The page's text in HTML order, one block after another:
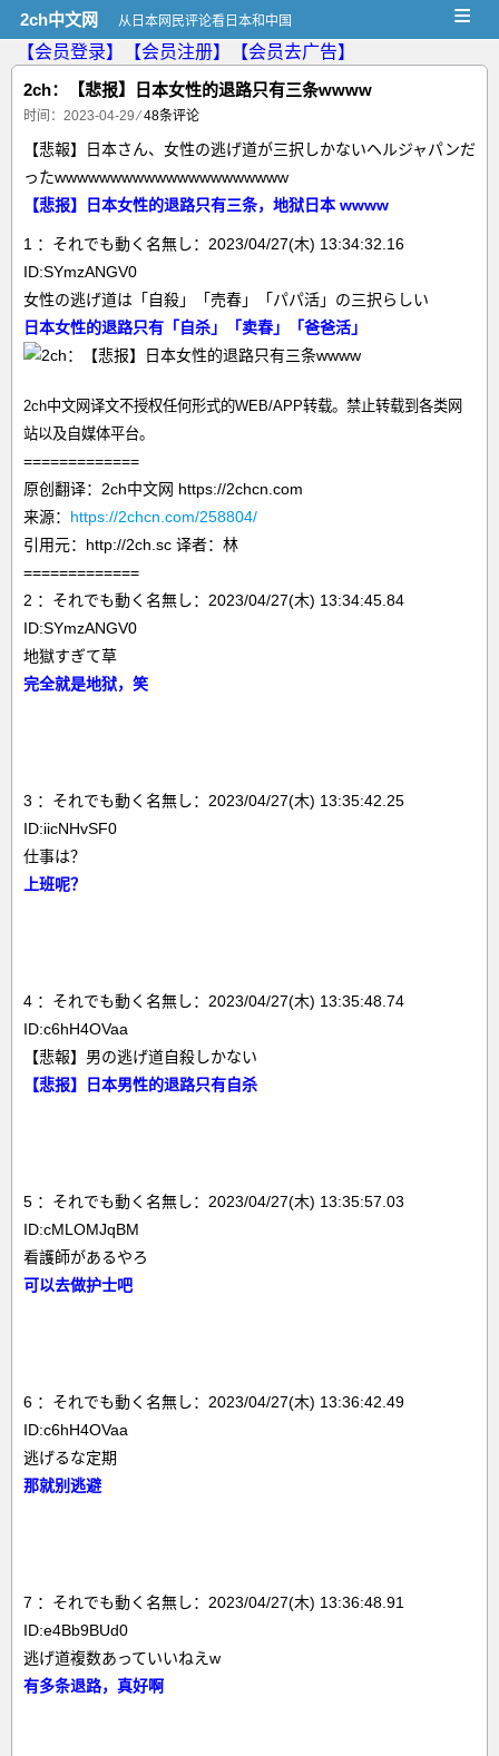
2ch中文网 从日本网民评论看日本和中国 ≡
【会员登录】 【会员注册】
【会员去广告】
2ch：【悲报】日本女性的退路只有三条wwww
时间：2023-04-29 ⁄48条评论
【悲報】日本さん、女性の逃げ道が三択しかないヘルジャパンだ
ったwwwwwwwwwwwwwwwwwwwww
【悲报】日本女性的退路只有三条，地狱日本 wwww
1 ：それでも動く名無し：2023/04/27(木) 13:34:32.16
ID:SYmzANGV0
女性の逃げ道は「自殺」「売春」「パパ活」の三択らしい
日本女性的退路只有「自杀」「卖春」「爸爸活」
2ch中文网译文不授权任何形式的WEB/APP转载。禁止转载到各类网
站以及自媒体平台。
=============
原创翻译：2ch中文网 https://2chcn.com
来源： https://2chcn.com/258804/
引用元：http://2ch.sc 译者：林
=============
2 ：それでも動く名無し：2023/04/27(木) 13:34:45.84
ID:SYmzANGV0
地獄すぎて草
完全就是地狱，笑
3 ：それでも動く名無し：2023/04/27(木) 13:35:42.25
ID:iicNHvSF0
仕事は？
上班呢？
4 ：それでも動く名無し：2023/04/27(木) 13:35:48.74
ID:c6hH4OVaa
【悲報】男の逃げ道自殺しかない
【悲报】日本男性的退路只有自杀
5 ：それでも動く名無し：2023/04/27(木) 13:35:57.03
ID:cMLOMJqBM
看護師があるやろ
可以去做护士吧
6 ：それでも動く名無し：2023/04/27(木) 13:36:42.49
ID:c6hH4OVaa
逃げるな定期
那就别逃避
7 ：それでも動く名無し：2023/04/27(木) 13:36:48.91
ID:e4Bb9BUd0
逃げ道複数あっていいねえw
有多条退路，真好啊